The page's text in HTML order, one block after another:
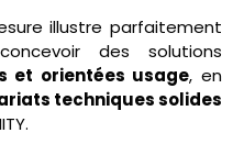
illustre parfaitement
des solutions
et orientées usage, en
techniques solides